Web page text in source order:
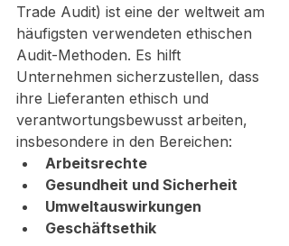
Trade Audit) ist eine der weltweit am
häufigsten verwendeten ethischen
Audit-Methoden. Es hilft
Unternehmen sicherzustellen, dass
ihre Lieferanten ethisch und
verantwortungsbewusst arbeiten,
insbesondere in den Bereichen:
Arbeitsrechte
Gesundheit und Sicherheit
Umweltauswirkungen
Geschäftsethik